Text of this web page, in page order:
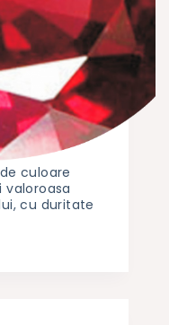
culoare
cu duritate